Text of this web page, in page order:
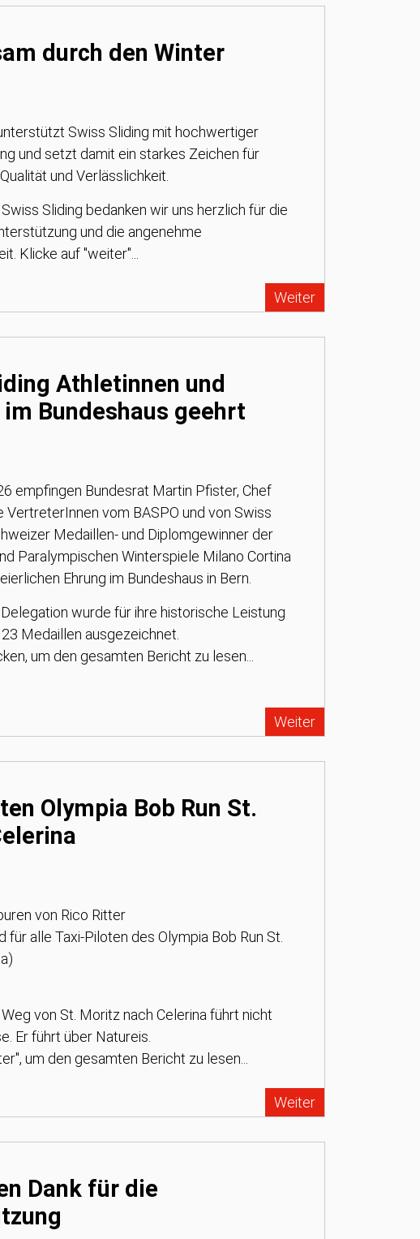
durch den Winter
Swiss Sliding mit hochwertiger
und setzt damit ein starkes Zeichen für
und Verlässlichkeit.
Sliding bedanken wir uns herzlich für die
und die angenehme
Klicke auf "weiter"...
Weiter
Athletinnen und
Bundeshaus geehrt
empfingen Bundesrat Martin Pfister, Chef
VertreterInnen vom BASPO und von Swiss
Medaillen- und Diplomgewinner der
Paralympischen Winterspiele Milano Cortina
Ehrung im Bundeshaus in Bern.
wurde für ihre historische Leistung
Medaillen ausgezeichnet.
um den gesamten Bericht zu lesen...
Weiter
Olympia Bob Run St.
von Rico Ritter
für alle Taxi-Piloten des Olympia Bob Run St.
von St. Moritz nach Celerina führt nicht
Er führt über Natureis.
um den gesamten Bericht zu lesen...
Weiter
Dank für die